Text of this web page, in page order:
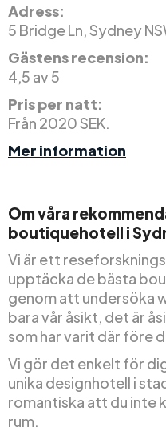
Adress:
5 Bridge Ln, Sydney
Gästens recension:
4,5 av 5
Pris per natt:
Från 2020 SEK.
Mer information
Om våra
boutiquehotell i
Vi är ett
upptäcka de bästa
genom att undersöka
bara vår åsikt, det är
som har varit där före
Vi gör det enkelt för
unika designhotell i
romantiska att du inte
rum.